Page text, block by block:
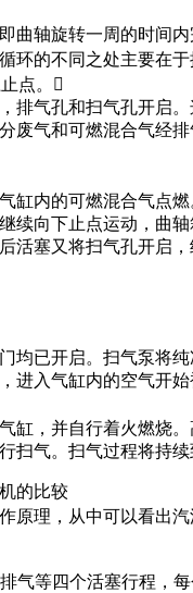
曲轴旋转一周的时间
环的不同之处主要在
点。
排气孔和扫气孔开启
废气和可燃混合气经
缸内的可燃混合气点
续向下止点运动，曲
活塞又将扫气孔开启
均已开启。扫气泵将
进入气缸内的空气开
缸，并自行着火燃烧
扫气。扫气过程将持
的比较
原理，从中可以看出
气等四个活塞行程，